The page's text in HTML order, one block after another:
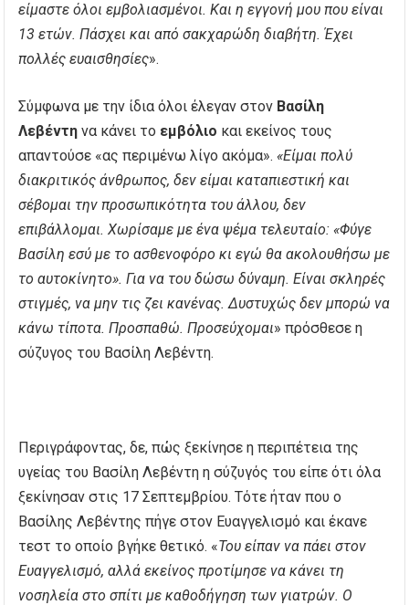
είμαστε όλοι εμβολιασμένοι. Και η εγγονή μου που είναι
13 ετών. Πάσχει και από σακχαρώδη διαβήτη. Έχει
πολλές ευαισθησίες».
Σύμφωνα με την ίδια όλοι έλεγαν στον Βασίλη
Λεβέντη να κάνει το εμβόλιο και εκείνος τους
απαντούσε «ας περιμένω λίγο ακόμα». «Είμαι πολύ
διακριτικός άνθρωπος, δεν είμαι καταπιεστική και
σέβομαι την προσωπικότητα του άλλου, δεν
επιβάλλομαι. Χωρίσαμε με ένα ψέμα τελευταίο: «Φύγε
Βασίλη εσύ με το ασθενοφόρο κι εγώ θα ακολουθήσω με
το αυτοκίνητο». Για να του δώσω δύναμη. Είναι σκληρές
στιγμές, να μην τις ζει κανένας. Δυστυχώς δεν μπορώ να
κάνω τίποτα. Προσπαθώ. Προσεύχομαι» πρόσθεσε η
σύζυγος του Βασίλη Λεβέντη.
Περιγράφοντας, δε, πώς ξεκίνησε η περιπέτεια της
υγείας του Βασίλη Λεβέντη η σύζυγός του είπε ότι όλα
ξεκίνησαν στις 17 Σεπτεμβρίου. Τότε ήταν που ο
Βασίλης Λεβέντης πήγε στον Ευαγγελισμό και έκανε
τεστ το οποίο βγήκε θετικό. «Του είπαν να πάει στον
Ευαγγελισμό, αλλά εκείνος προτίμησε να κάνει τη
νοσηλεία στο σπίτι με καθοδήγηση των γιατρών. Ο